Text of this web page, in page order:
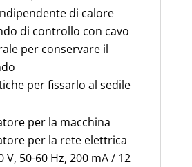
di calore
di controllo con cavo
per conservare il
per fissarlo al sedile
per la macchina
per la rete elettrica
V, 50-60 Hz, 200 mA / 12